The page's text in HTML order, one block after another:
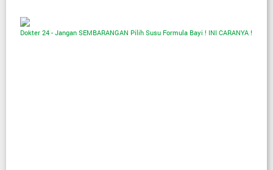
Dokter 24 - Jangan SEMBARANGAN Pilih Susu Formula Bayi ! INI CARANYA !